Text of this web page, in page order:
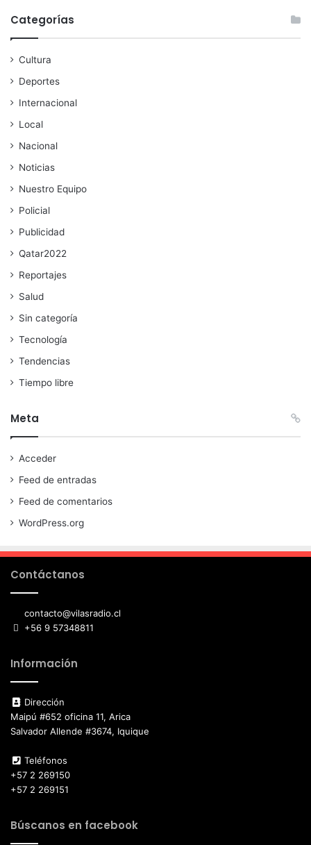
Categorías
Cultura
Deportes
Internacional
Local
Nacional
Noticias
Nuestro Equipo
Policial
Publicidad
Qatar2022
Reportajes
Salud
Sin categoría
Tecnología
Tendencias
Tiempo libre
Meta
Acceder
Feed de entradas
Feed de comentarios
WordPress.org
Contáctanos
contacto@vilasradio.cl
+56 9 57348811
Información
Dirección
Maipú #652 oficina 11, Arica
Salvador Allende #3674, Iquique
Teléfonos
+57 2 269150
+57 2 269151
Búscanos en facebook